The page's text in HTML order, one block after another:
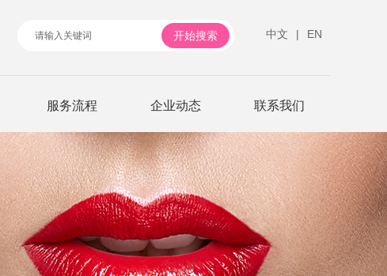
中文 | EN
服务流程 企业动态 联系我们